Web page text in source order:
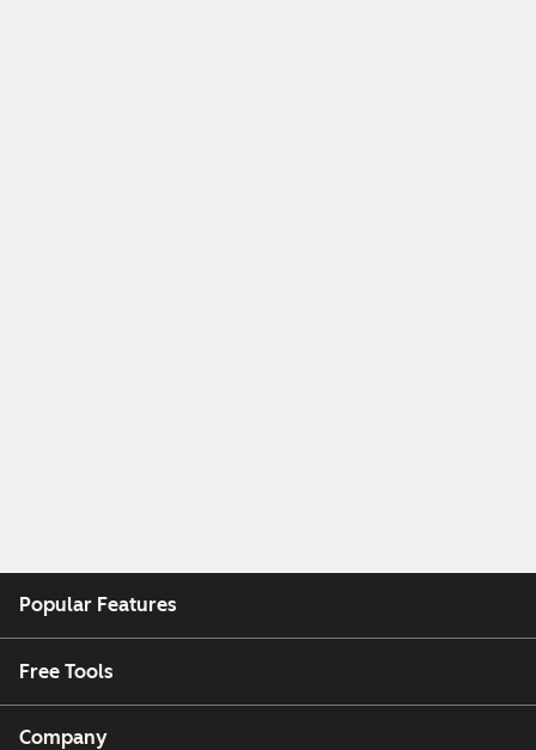
Popular Features
Free Tools
Company